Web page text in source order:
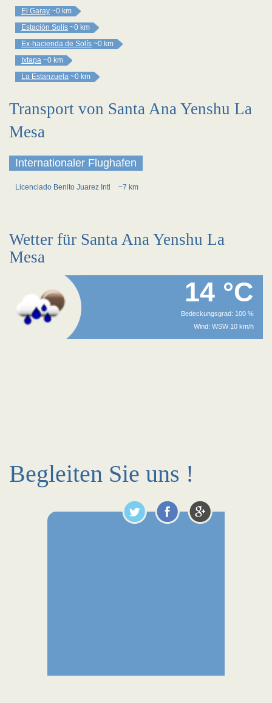
El Garay ~0 km
Estación Solís ~0 km
Ex-hacienda de Solís ~0 km
Ixtapa ~0 km
La Estanzuela ~0 km
Transport von Santa Ana Yenshu La
Mesa
Internationaler Flughafen
Licenciado Benito Juarez Intl ~7 km
Wetter für Santa Ana Yenshu La
Mesa
14 °C
Bedeckungsgrad: 100 %
Wind: WSW 10 km/h
Begleiten Sie uns !